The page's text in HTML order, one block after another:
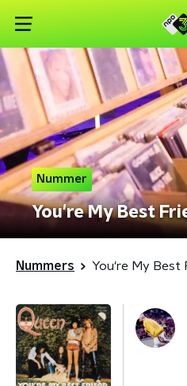
Nummer
You're My Best
Nummers You're My Best